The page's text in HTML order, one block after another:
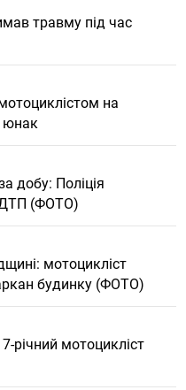
травму під час
на
юнак
добу: Поліція
ДТП (ФОТО)
мотоцикліст
будинку (ФОТО)
річний мотоцикліст